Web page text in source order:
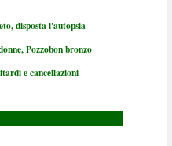
disposta l'autopsia
Pozzobon bronzo
e cancellazioni